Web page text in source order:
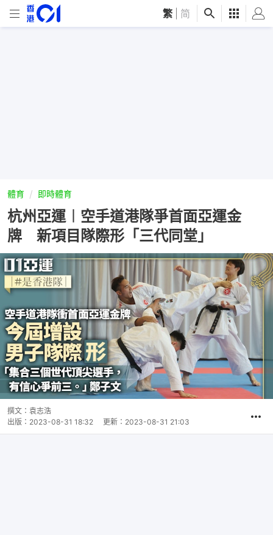
繁 简
體育 即時體育
杭州亞運︱空手道港隊爭首面亞運金
牌 新項目隊際形「三代同堂」
撰文： 袁志浩
出版： 2023-08-31 18:32 更新： 2023-08-31 21:03